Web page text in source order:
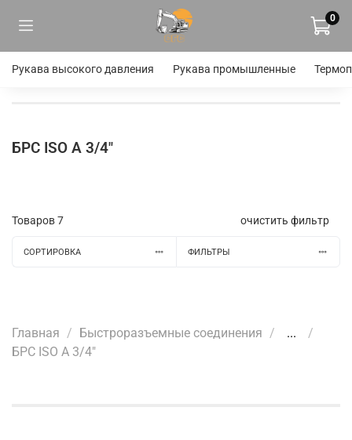
0
Рукава высокого давления Рукава промышленные
БРС ISO A 3/4"
Товаров7 очистить фильтр
СОРТИРОВКА ФИЛЬТРЫ
Главная Быстроразъемные соединения
...
БРС ISO A 3/4"